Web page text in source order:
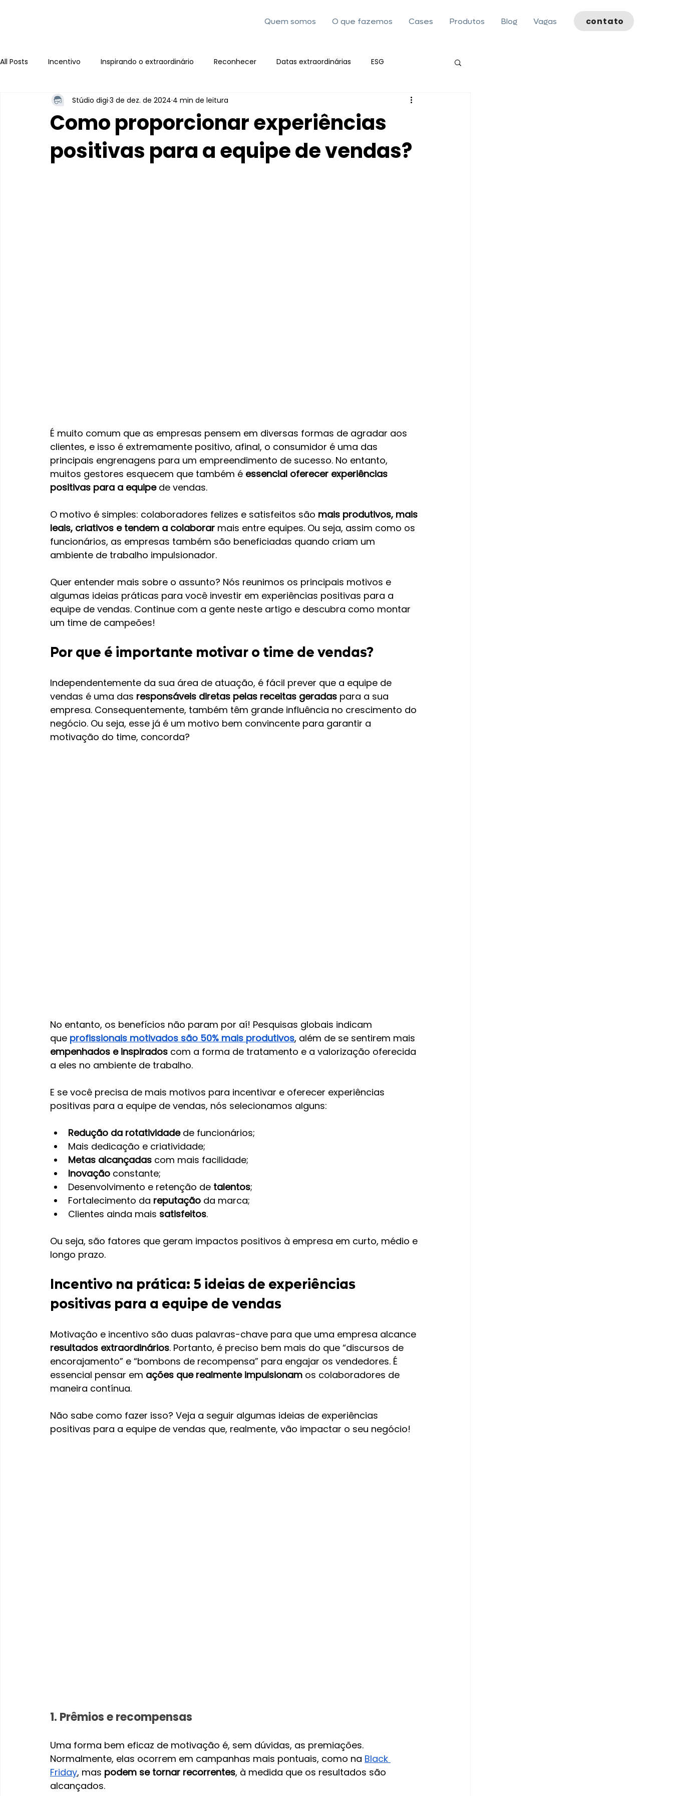
Quem somos O que fazemos Cases Produtos Blog Vagas contato
All Posts Incentivo Inspirando o extraordinário Reconhecer Datas extraordinárias ESG
Como proporcionar experiências
positivas para a equipe de vendas?
Stúdio digi 3 de dez. de 2024 4 min de leitura
É muito comum que as empresas pensem em diversas formas de agradar aos
clientes, e isso é extremamente positivo, afinal, o consumidor é uma das
principais engrenagens para um empreendimento de sucesso. No entanto,
muitos gestores esquecem que também é essencial oferecer experiências
positivas para a equipe de vendas.
O motivo é simples: colaboradores felizes e satisfeitos são mais produtivos, mais
leais, criativos e tendem a colaborar mais entre equipes. Ou seja, assim como os
funcionários, as empresas também são beneficiadas quando criam um
ambiente de trabalho impulsionador.
Quer entender mais sobre o assunto? Nós reunimos os principais motivos e
algumas ideias práticas para você investir em experiências positivas para a
equipe de vendas. Continue com a gente neste artigo e descubra como montar
um time de campeões!
Por que é importante motivar o time de vendas?
Independentemente da sua área de atuação, é fácil prever que a equipe de
vendas é uma das responsáveis diretas pelas receitas geradas para a sua
empresa. Consequentemente, também têm grande influência no crescimento do
negócio. Ou seja, esse já é um motivo bem convincente para garantir a
motivação do time, concorda?
No entanto, os benefícios não param por aí! Pesquisas globais indicam
que profissionais motivados são 50% mais produtivos, além de se sentirem mais
empenhados e inspirados com a forma de tratamento e a valorização oferecida
a eles no ambiente de trabalho.
E se você precisa de mais motivos para incentivar e oferecer experiências
positivas para a equipe de vendas, nós selecionamos alguns:
Redução da rotatividade de funcionários;
Mais dedicação e criatividade;
Metas alcançadas com mais facilidade;
Inovação constante;
Desenvolvimento e retenção de talentos;
Fortalecimento da reputação da marca;
Clientes ainda mais satisfeitos.
Ou seja, são fatores que geram impactos positivos à empresa em curto, médio e
longo prazo.
Incentivo na prática: 5 ideias de experiências
positivas para a equipe de vendas
Motivação e incentivo são duas palavras-chave para que uma empresa alcance
resultados extraordinários. Portanto, é preciso bem mais do que “discursos de
encorajamento” e “bombons de recompensa” para engajar os vendedores. É
essencial pensar em ações que realmente impulsionam os colaboradores de
maneira contínua.
Não sabe como fazer isso? Veja a seguir algumas ideias de experiências
positivas para a equipe de vendas que, realmente, vão impactar o seu negócio!
1. Prêmios e recompensas
Uma forma bem eficaz de motivação é, sem dúvidas, as premiações.
Normalmente, elas ocorrem em campanhas mais pontuais, como na Black
Friday, mas podem se tornar recorrentes, à medida que os resultados são
alcançados.